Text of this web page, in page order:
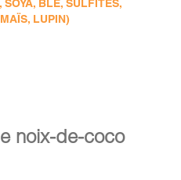
SOYA, BLÉ, SULFITES,
LUPIN)
noix-de-coco